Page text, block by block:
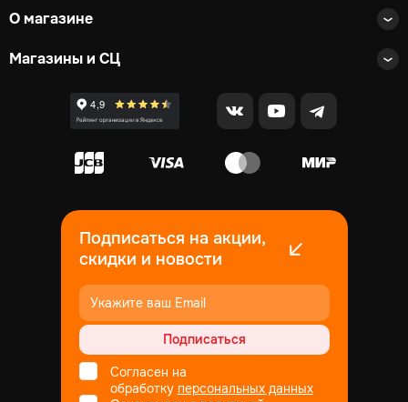
О магазине
Магазины и СЦ
Подписаться на акции,
скидки и новости
Подписаться
Согласен на
обработку персональных данных